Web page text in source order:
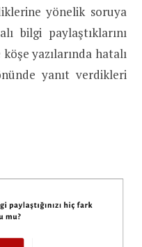
yönelik soruya
bilgi paylaştıklarını
yazılarında hatalı
yanıt verdikleri